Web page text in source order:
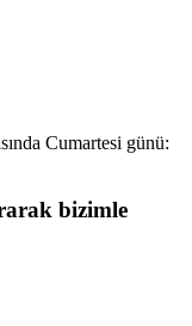
Cumartesi günü:
bizimle